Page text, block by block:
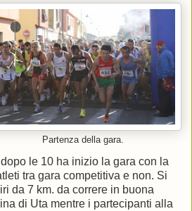
Partenza della gara.
le 10 ha inizio la gara con la
tra gara competitiva e non. Si
da 7 km. da correre in buona
di Uta mentre i partecipanti alla